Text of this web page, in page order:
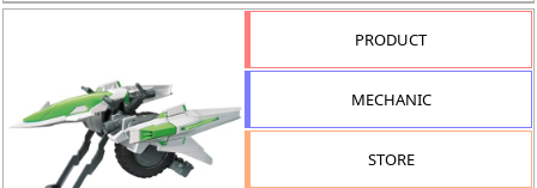
PRODUCT
MECHANIC
STORE